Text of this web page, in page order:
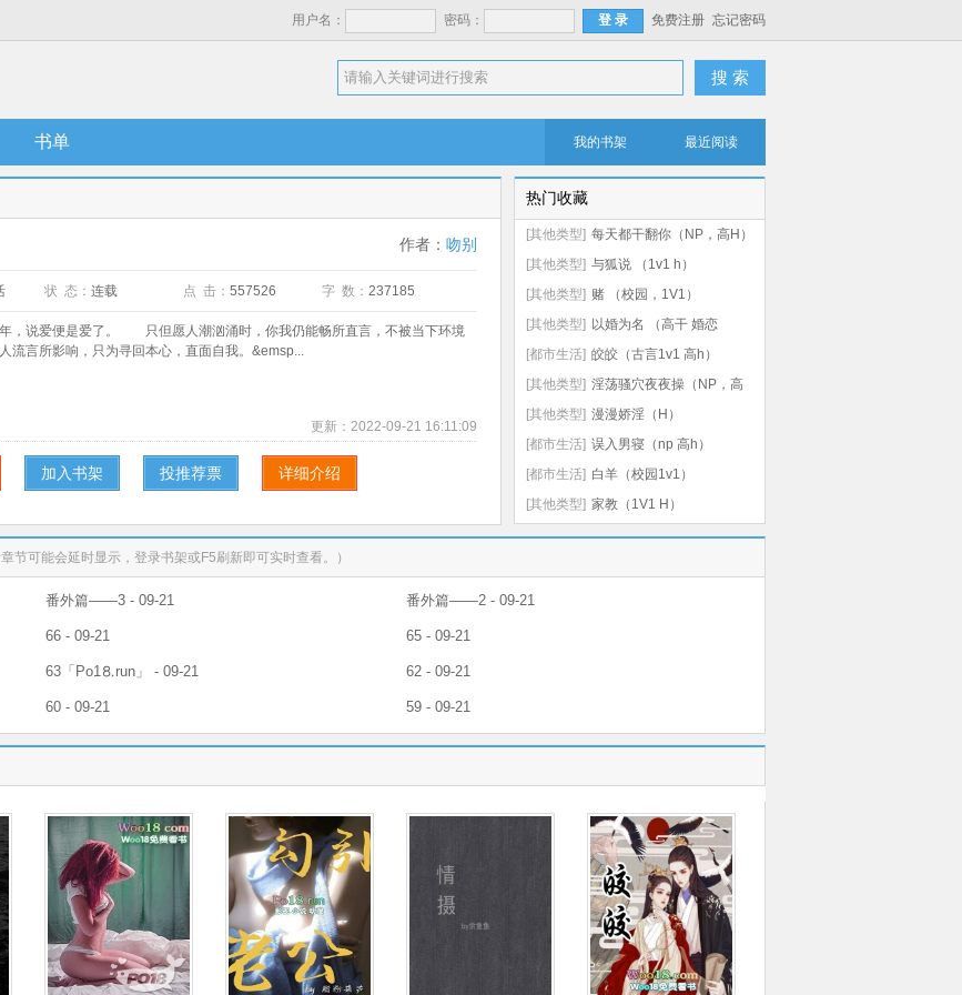
用户名： 密码： 免费注册 忘记密码
搜 索
书单 我的书架 最近阅读
作者： 吻别
状 态： 连载 点 击： 557526 字 数： 237185
说爱便是爱了。 只但愿人潮汹涌时，你我仍能畅所直言，不被当下环境
流言所影响，只为寻回本心，直面自我。&emsp...
更新： 2022-09-21 16:11:09
加入书架 投推荐票 详细介绍
热门收藏
[其他类型] 每天都干翻你（NP，高H）
[其他类型] 与狐说 （1v1 h）
[其他类型] 赌 （校园，1V1）
[其他类型] 以婚为名 （高干 婚恋
1v1）
[都市生活] 皎皎（古言1v1 高h）
[其他类型] 淫荡骚穴夜夜操（NP，高
H）
[其他类型] 漫漫娇淫（H）
[都市生活] 误入男寝（np 高h）
[都市生活] 白羊（校园1v1）
[其他类型] 家教（1V1 H）
节可能会延时显示，登录书架或F5刷新即可实时查看。）
番外篇——3 - 09-21 番外篇——2 - 09-21
66 - 09-21 65 - 09-21
63「Рo1⒏run」 - 09-21 62 - 09-21
60 - 09-21 59 - 09-21